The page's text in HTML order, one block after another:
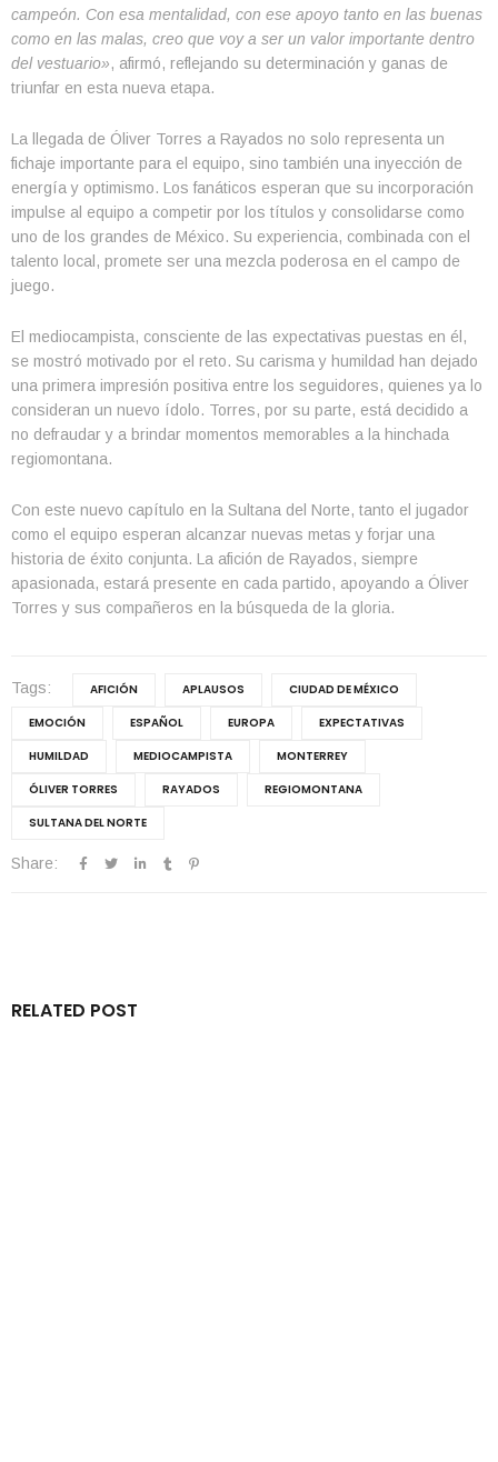
campeón. Con esa mentalidad, con ese apoyo tanto en las buenas
como en las malas, creo que voy a ser un valor importante dentro
del vestuario», afirmó, reflejando su determinación y ganas de
triunfar en esta nueva etapa.
La llegada de Óliver Torres a Rayados no solo representa un
fichaje importante para el equipo, sino también una inyección de
energía y optimismo. Los fanáticos esperan que su incorporación
impulse al equipo a competir por los títulos y consolidarse como
uno de los grandes de México. Su experiencia, combinada con el
talento local, promete ser una mezcla poderosa en el campo de
juego.
El mediocampista, consciente de las expectativas puestas en él,
se mostró motivado por el reto. Su carisma y humildad han dejado
una primera impresión positiva entre los seguidores, quienes ya lo
consideran un nuevo ídolo. Torres, por su parte, está decidido a
no defraudar y a brindar momentos memorables a la hinchada
regiomontana.
Con este nuevo capítulo en la Sultana del Norte, tanto el jugador
como el equipo esperan alcanzar nuevas metas y forjar una
historia de éxito conjunta. La afición de Rayados, siempre
apasionada, estará presente en cada partido, apoyando a Óliver
Torres y sus compañeros en la búsqueda de la gloria.
Tags: AFICIÓN APLAUSOS
CIUDAD DE MÉXICO
EMOCIÓN
ESPAÑOL EUROPA
EXPECTATIVAS
HUMILDAD
MEDIOCAMPISTA
MONTERREY
ÓLIVER TORRES
RAYADOS
REGIOMONTANA
SULTANA DEL NORTE
Share:
RELATED POST